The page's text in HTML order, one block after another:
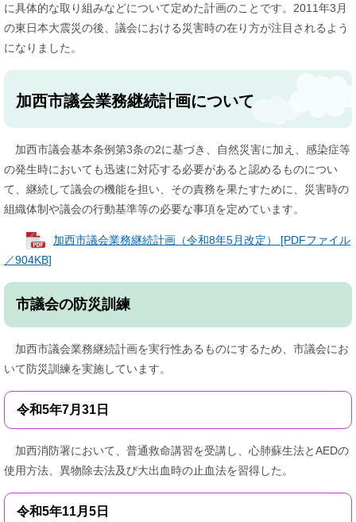
に具体的な取り組みなどについて定めた計画のことです。2011年3月
の東日本大震災の後、議会における災害時の在り方が注目されるよう
になりました。
加西市議会業務継続計画について
加西市議会基本条例第3条の2に基づき、自然災害に加え、感染症等
の発生時においても迅速に対応する必要があると認めるものについ
て、継続して議会の機能を担い、その責務を果たすために、災害時の
組織体制や議会の行動基準等の必要な事項を定めています。
加西市議会業務継続計画（令和8年5月改定） [PDFファイル
／904KB]
市議会の防災訓練
加西市議会業務継続計画を実行性あるものにするため、市議会にお
いて防災訓練を実施しています。
令和5年7月31日
加西消防署において、普通救命講習を受講し、心肺蘇生法とAEDの
使用方法、異物除去法及び大出血時の止血法を習得した。
令和5年11月5日